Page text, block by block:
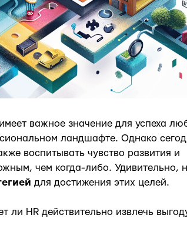
важное значение для успеха
ландшафте. Однако
воспитывать чувство развития и
чем когда-либо. Удивительно,
для достижения этих целей.
ли HR действительно извлечь